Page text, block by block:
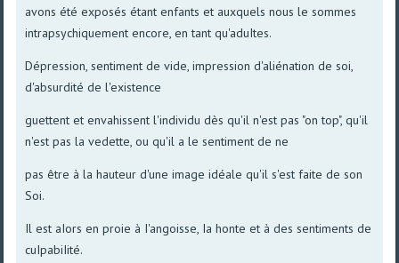
avons été exposés étant enfants et auxquels nous le sommes
intrapsychiquement encore, en tant qu'aduItes.
Dépression, sentiment de vide, impression d'aliénation de soi,
d'absurdité de l'existence
guettent et envahissent l'individu dès qu'il n'est pas "on top", qu'il
n'est pas la vedette, ou qu'il a le sentiment de ne
pas être à la hauteur d'une image idéale qu'il s'est faite de son
Soi.
Il est aIors en proie à I'angoisse, Ia honte et à des sentiments de
cuIpabiIité.